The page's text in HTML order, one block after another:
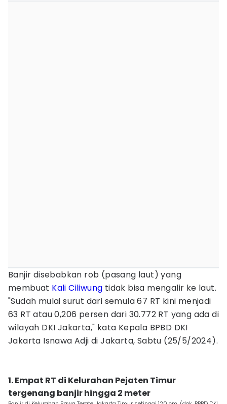
Banjir disebabkan rob (pasang laut) yang
membuat Kali Ciliwung tidak bisa mengalir ke laut.
"Sudah mulai surut dari semula 67 RT kini menjadi
63 RT atau 0,206 persen dari 30.772 RT yang ada di
wilayah DKI Jakarta," kata Kepala BPBD DKI
Jakarta Isnawa Adji di Jakarta, Sabtu (25/5/2024).
1. Empat RT di Kelurahan Pejaten Timur
tergenang banjir hingga 2 meter